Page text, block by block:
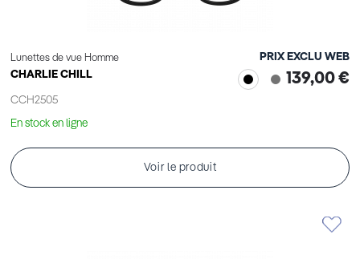
Lunettes de vue Homme
CHARLIE CHILL
CCH2505
PRIX EXCLU WEB
139,00 €
En stock en ligne
Voir le produit